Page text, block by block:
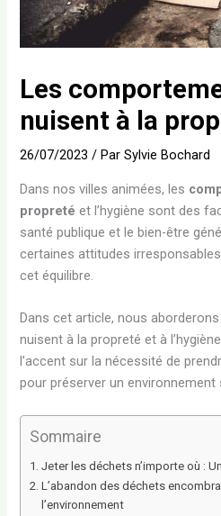
Les
nuisent à la
26/07/2023/ ParSylvie Bochard
Dans nos villes animées, les
propreté et l’hygiène sont des
santé publique et le bien-être
certaines attitudes
cet équilibre.
Dans cet article, nous
nuisent à la propreté et à
l’accent sur la nécessité de
pour préserver un
Sommaire
Jeter les déchets n’importe où :
L’abandon des déchets
l’environnement